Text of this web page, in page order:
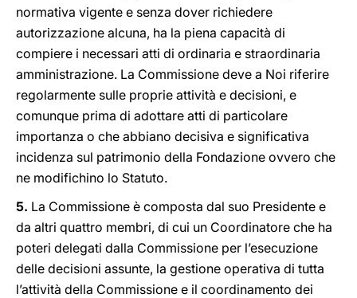
normativa vigente e senza dover richiedere
autorizzazione alcuna, ha la piena capacità di
compiere i necessari atti di ordinaria e straordinaria
amministrazione. La Commissione deve a Noi riferire
regolarmente sulle proprie attività e decisioni, e
comunque prima di adottare atti di particolare
importanza o che abbiano decisiva e significativa
incidenza sul patrimonio della Fondazione ovvero che
ne modifichino lo Statuto.
5. La Commissione è composta dal suo Presidente e
da altri quattro membri, di cui un Coordinatore che ha
poteri delegati dalla Commissione per l’esecuzione
delle decisioni assunte, la gestione operativa di tutta
l’attività della Commissione e il coordinamento dei